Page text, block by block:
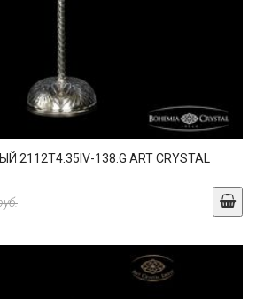
138.G ART CRYSTAL